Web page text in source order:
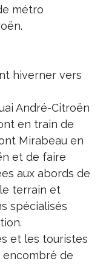
métro
hiverner vers
André-Citroën
en train de
Mirabeau en
et de faire
aux abords de
terrain et
spécialisés
et les touristes
de